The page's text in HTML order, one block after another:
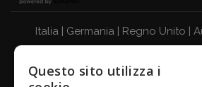
Italia | Germania | Regno Unito |
BEVI
Questo sito utilizza i